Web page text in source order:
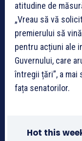
atitudine de
„Vreau să vă
premierului să
pentru acțiuni ale
Guvernului, care
întregii țări”, a mai
fața senatorilor.
Hot this